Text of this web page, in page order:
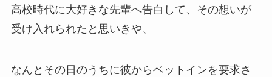
高校時代に大好きな先輩へ告白して、その想いが
受け入れられたと思いきや、
なんとその日のうちに彼からベットインを要求さ